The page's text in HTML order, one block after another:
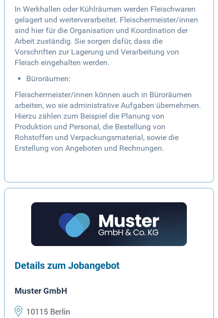
In Werkhallen oder Kühlräumen werden Fleischwaren
gelagert und weiterverarbeitet. Fleischermeister/innen
sind hier für die Organisation und Koordination der
Arbeit zuständig. Sie sorgen dafür, dass die
Vorschriften zur Lagerung und Verarbeitung von
Fleisch eingehalten werden.
Büroräumen:
Fleischermeister/innen können auch in Büroräumen
arbeiten, wo sie administrative Aufgaben übernehmen.
Hierzu zählen zum Beispiel die Planung von
Produktion und Personal, die Bestellung von
Rohstoffen und Verpackungsmaterial, sowie die
Erstellung von Angeboten und Rechnungen.
Details zum Jobangebot
Muster GmbH
10115 Berlin